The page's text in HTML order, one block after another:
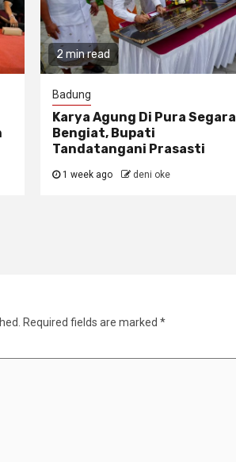
2 min read
Badung
Karya Agung Di Pura Segara
Bengiat, Bupati
Tandatangani Prasasti
1 week ago deni oke
Required fields are marked *